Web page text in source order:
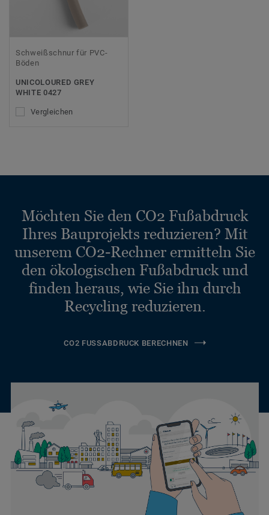
Schweißschnur für PVC-
Böden
UNICOLOURED GREY
WHITE 0427
Vergleichen
Möchten Sie den CO2 Fußabdruck
Ihres Bauprojekts reduzieren? Mit
unserem CO2-Rechner ermitteln Sie
den ökologischen Fußabdruck und
finden heraus, wie Sie ihn durch
Recycling reduzieren.
CO2 FUSSABDRUCK BERECHNEN